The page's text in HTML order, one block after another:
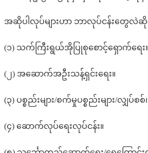
အဆိုပါလုပ်များဟာ ဘာလုပ်ငန်းတွေလဲဆို
(၁) သက်ကြီးရွယ်အိုပြုစုစောင့်ရှောက်ရေး။
(၂) အဆောက်အဦးသန့်ရှင်းရေး။
(၃) ပစ္စည်းများ/စက်မှုပစ္စည်းမျာ
(၄) ဆောက်လုပ်ရေးလုပ်ငန်း။